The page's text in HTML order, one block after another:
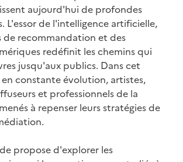
aujourd'hui de profondes
L'essor de l'intelligence artificielle,
de recommandation et des
redéfinit les chemins qui
jusqu'aux publics. Dans cet
constante évolution, artistes,
et professionnels de la
à repenser leurs stratégies de
propose d'explorer les